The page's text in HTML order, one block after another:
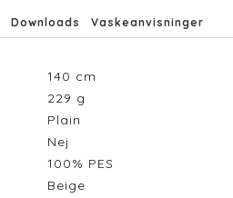
Downloads Vaskeanvisninger
140 cm
229 g
Plain
Nej
100% PES
Beige